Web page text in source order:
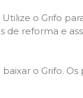
o Grifo
de reforma e
o Grifo. Os